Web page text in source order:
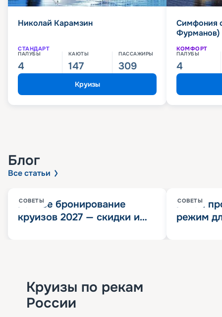
Николай Карамзин
СТАНДАРТ
ПАЛУБЫ
4
КАЮТЫ
147
ПАССАЖИРЫ
309
Круизы
Симфония
Фурманов)
КОМФОРТ
ПАЛУБЫ
4
Блог
Все статьи
СОВЕТЫ
Раннее бронирование
круизов 2027 — скидки и
СОВЕТЫ
Китай
режим
Круизы по рекам
России